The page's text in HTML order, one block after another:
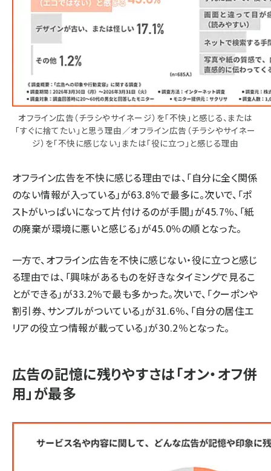
オフライン広告（チラシやサイネージ）を「不快」と感じる、または
「すぐに捨てたい」と思う理由／オフライン広告（チラシやサイネー
ジ）を「不快に感じない」または「役に立つ」と感じる理由
オフライン広告を不快に感じる理由では、「自分に全く関係
のない情報が入っている」が63.8％で最多に。次いで、「ポ
ストがいっぱいになって片付けるのが手間」が45.7％、「紙
の廃棄が環境に悪いと感じる」が45.0％の順となった。
一方で、オフライン広告を不快に感じない・役に立つと感じ
る理由では、「興味があるものを好きなタイミングで見るこ
とができる」が33.2％で最も多かった。次いで、「クーポンや
割引券、サンプルがついている」が31.6％、「自分の居住エ
リアの役立つ情報が載っている」が30.2％となった。
広告の記憶に残りやすさは「オン・オフ併
用」が最多